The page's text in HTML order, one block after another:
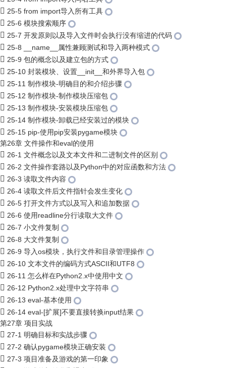
25-5 from import导入所有工具
25-6 模块搜索顺序
25-7 开发原则以及导入文件时会执行没有缩进的代码
25-8 __name__属性兼顾测试和导入两种模式
25-9 包的概念以及建立包的方式
25-10 封装模块、设置__init__和外界导入包
25-11 制作模块-明确目的和介绍步骤
25-12 制作模块-制作模块压缩包
25-13 制作模块-安装模块压缩包
25-14 制作模块-卸载已经安装过的模块
25-15 pip-使用pip安装pygame模块
第26章 文件操作和eval的使用
26-1 文件概念以及文本文件和二进制文件的区别
26-2 文件操作套路以及Python中的对应函数和方法
26-3 读取文件内容
26-4 读取文件后文件指针会发生变化
26-5 打开文件方式以及写入和追加数据
26-6 使用readline分行读取大文件
26-7 小文件复制
26-8 大文件复制
26-9 导入os模块，执行文件和目录管理操作
26-10 文本文件的编码方式ASCII和UTF8
26-11 怎么样在Python2.x中使用中文
26-12 Python2.x处理中文字符串
26-13 eval-基本使用
26-14 eval-[扩展]不要直接转换input结果
第27章 项目实战
27-1 明确目标和实战步骤
27-2 确认pygame模块正确安装
27-3 项目准备及游戏的第一印象